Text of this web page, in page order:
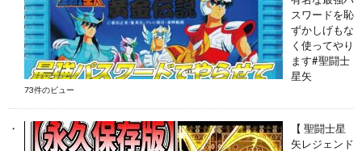
スワードを恥
ずかしげもな
く使ってやり
ます#聖闘士
星矢
73件のビュー
【 聖闘士星
矢レジェンド